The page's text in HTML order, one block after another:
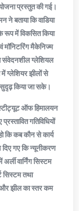
प्रस्तुत की गई।
ने बताया कि वाडिया
रूप में विकसित किया
मॉनिटरिंग मैकेनिज्म
संवेदनशील ग्लेशियल
ग्लेशियर झीलों से
किया जा सके।
ऑफ हिमालयन
गतिविधियों
कि कब कौन से कार्य
गए कि न्यूनीकरण
वार्निंग सिस्टम
सिस्टम तथा
और झील का स्तर कम